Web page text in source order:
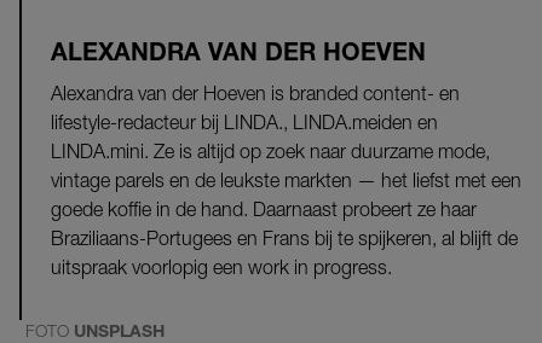
ALEXANDRA VAN DER HOEVEN
Alexandra van der Hoeven is branded content- en
lifestyle-redacteur bij LINDA., LINDA.meiden en
LINDA.mini. Ze is altijd op zoek naar duurzame mode,
vintage parels en de leukste markten — het liefst met een
goede koffie in de hand. Daarnaast probeert ze haar
Braziliaans-Portugees en Frans bij te spijkeren, al blijft de
uitspraak voorlopig een work in progress.
FOTO UNSPLASH